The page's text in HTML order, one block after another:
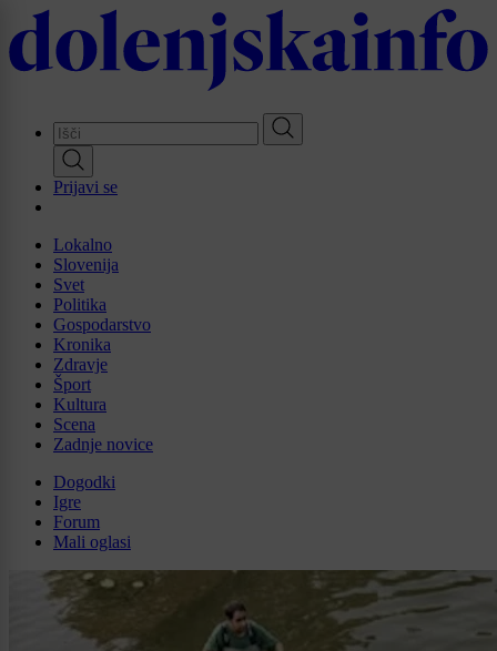
Skip
to
main
Prijavi se
Lokalno
Slovenija
Svet
Politika
Gospodarstvo
Kronika
Zdravje
Šport
Kultura
Scena
Zadnje novice
Dogodki
Igre
Forum
Mali oglasi